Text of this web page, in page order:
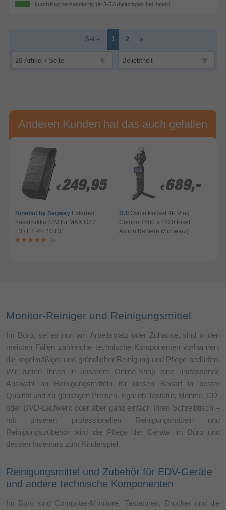
kurzfristig versandfertig (in 3-5 Arbeitstagen bei Ihnen)
Seite: 1 2 »
Anderen Kunden hat das auch gefallen
€ 249,95
€ 249,95
Ninebot by Segway Externer
Zusatzakku 48V für MAX G3 /
F3 / F3 Pro / GT3
(9)
€ 689,-
€ 689,-
DJI Osmo Pocket 4P Vlog
Combo 7680 x 4320 Pixel
Aktion Kamera (Schwarz)
Monitor-Reiniger und Reinigungsmittel
Im Büro, sei es nun am Arbeitsplatz oder Zuhause, sind in den
meisten Fällen zahlreiche technische Komponenten vorhanden,
die regelmäßiger und gründlicher Reinigung und Pflege bedürfen.
Wir bieten Ihnen in unserem Online-Shop eine umfassende
Auswahl an Reinigungsmitteln für diesen Bedarf in bester
Qualität und zu günstigen Preisen. Egal ob Tastatur, Monitor, CD-
oder DVD-Laufwerk oder aber ganz einfach Ihren Schreibtisch –
mit unseren professionellen Reinigungsmitteln und
Reinigungszubehör wird die Pflege der Geräte im Büro und
dessen Inventars zum Kinderspiel.
Reinigungsmittel und Zubehör für EDV-Geräte
und andere technische Komponenten
Im Büro sind Computer-Monitore, Tastaturen, Drucker und die